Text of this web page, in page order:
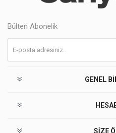
Bülten Abonelik
GENEL
SIZE